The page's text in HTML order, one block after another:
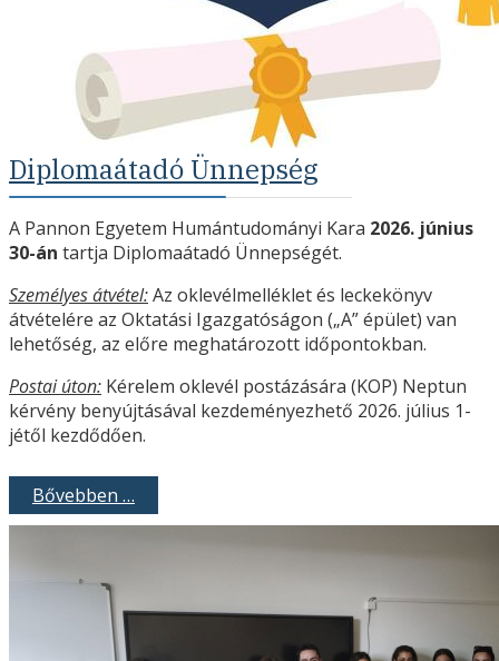
Diplomaátadó Ünnepség
A Pannon Egyetem Humántudományi Kara 2026. június
30-án tartja Diplomaátadó Ünnepségét.
Személyes átvétel:Az oklevélmelléklet és leckekönyv
átvételére az Oktatási Igazgatóságon („A” épület) van
lehetőség, az előre meghatározott időpontokban.
Postai úton: Kérelem oklevél postázására (KOP) Neptun
kérvény benyújtásával kezdeményezhető 2026. július 1-
jétől kezdődően.
Bővebben …